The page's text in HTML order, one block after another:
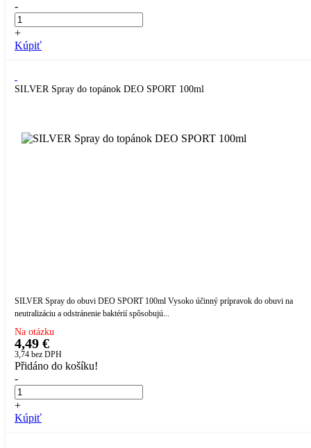
-
+
Kúpiť
SILVER Spray do topánok DEO SPORT 100ml
SILVER Spray do obuvi DEO SPORT 100ml Vysoko účinný prípravok do obuvi na
neutralizáciu a odstránenie baktérií spôsobujú...
Na otázku
4,49 €
3,74 bez DPH
Přidáno do košíku!
-
+
Kúpiť